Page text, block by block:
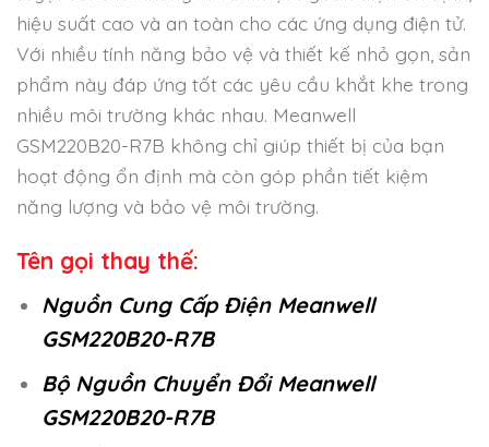
hiệu suất cao và an toàn cho các ứng dụng điện tử.
Với nhiều tính năng bảo vệ và thiết kế nhỏ gọn, sản
phẩm này đáp ứng tốt các yêu cầu khắt khe trong
nhiều môi trường khác nhau. Meanwell
GSM220B20-R7B không chỉ giúp thiết bị của bạn
hoạt động ổn định mà còn góp phần tiết kiệm
năng lượng và bảo vệ môi trường.
Tên gọi thay thế:
Nguồn Cung Cấp Điện Meanwell
GSM220B20-R7B
Bộ Nguồn Chuyển Đổi Meanwell
GSM220B20-R7B